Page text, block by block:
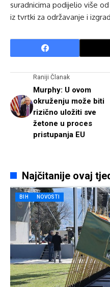
suradnicima podijelio više
iz tvrtki za održavanje i
Raniji Članak
Murphy: U ovom
okruženju može biti
rizično uložiti sve
žetone u proces
pristupanja EU
Najčitanije ovaj
BIH NOVOSTI